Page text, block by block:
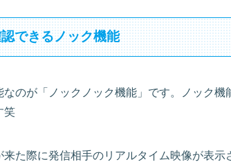
できるノック機能
なのが「ノックノック機能」です。ノック機
笑
来た際に発信相手のリアルタイム映像が表示